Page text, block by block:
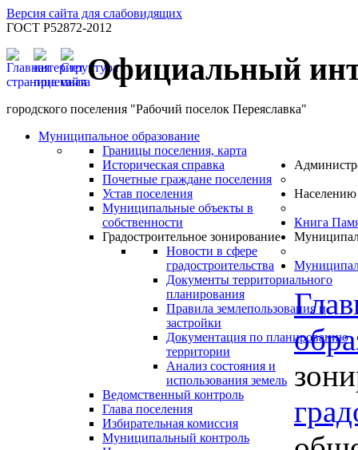
Версия сайта для слабовидящих
ГОСТ Р52872-2012
Официальный
городского поселения "Рабочий поселок Переяславка"
Муниципальное образование
Границы поселения, карта
Историческая справка
Почетные граждане поселения
Устав поселения
Муниципальные объекты в
собственности
Градостроительное зонирование
Новости в сфере
градостроительства
Документы территориального
планирования
Правила землепользования и
застройки
Документация по планированию
территории
Анализ состояния и
использования земель
Ведомственный контроль
Глава поселения
Избирательная комиссия
Муниципальный контроль
Населению
Книга